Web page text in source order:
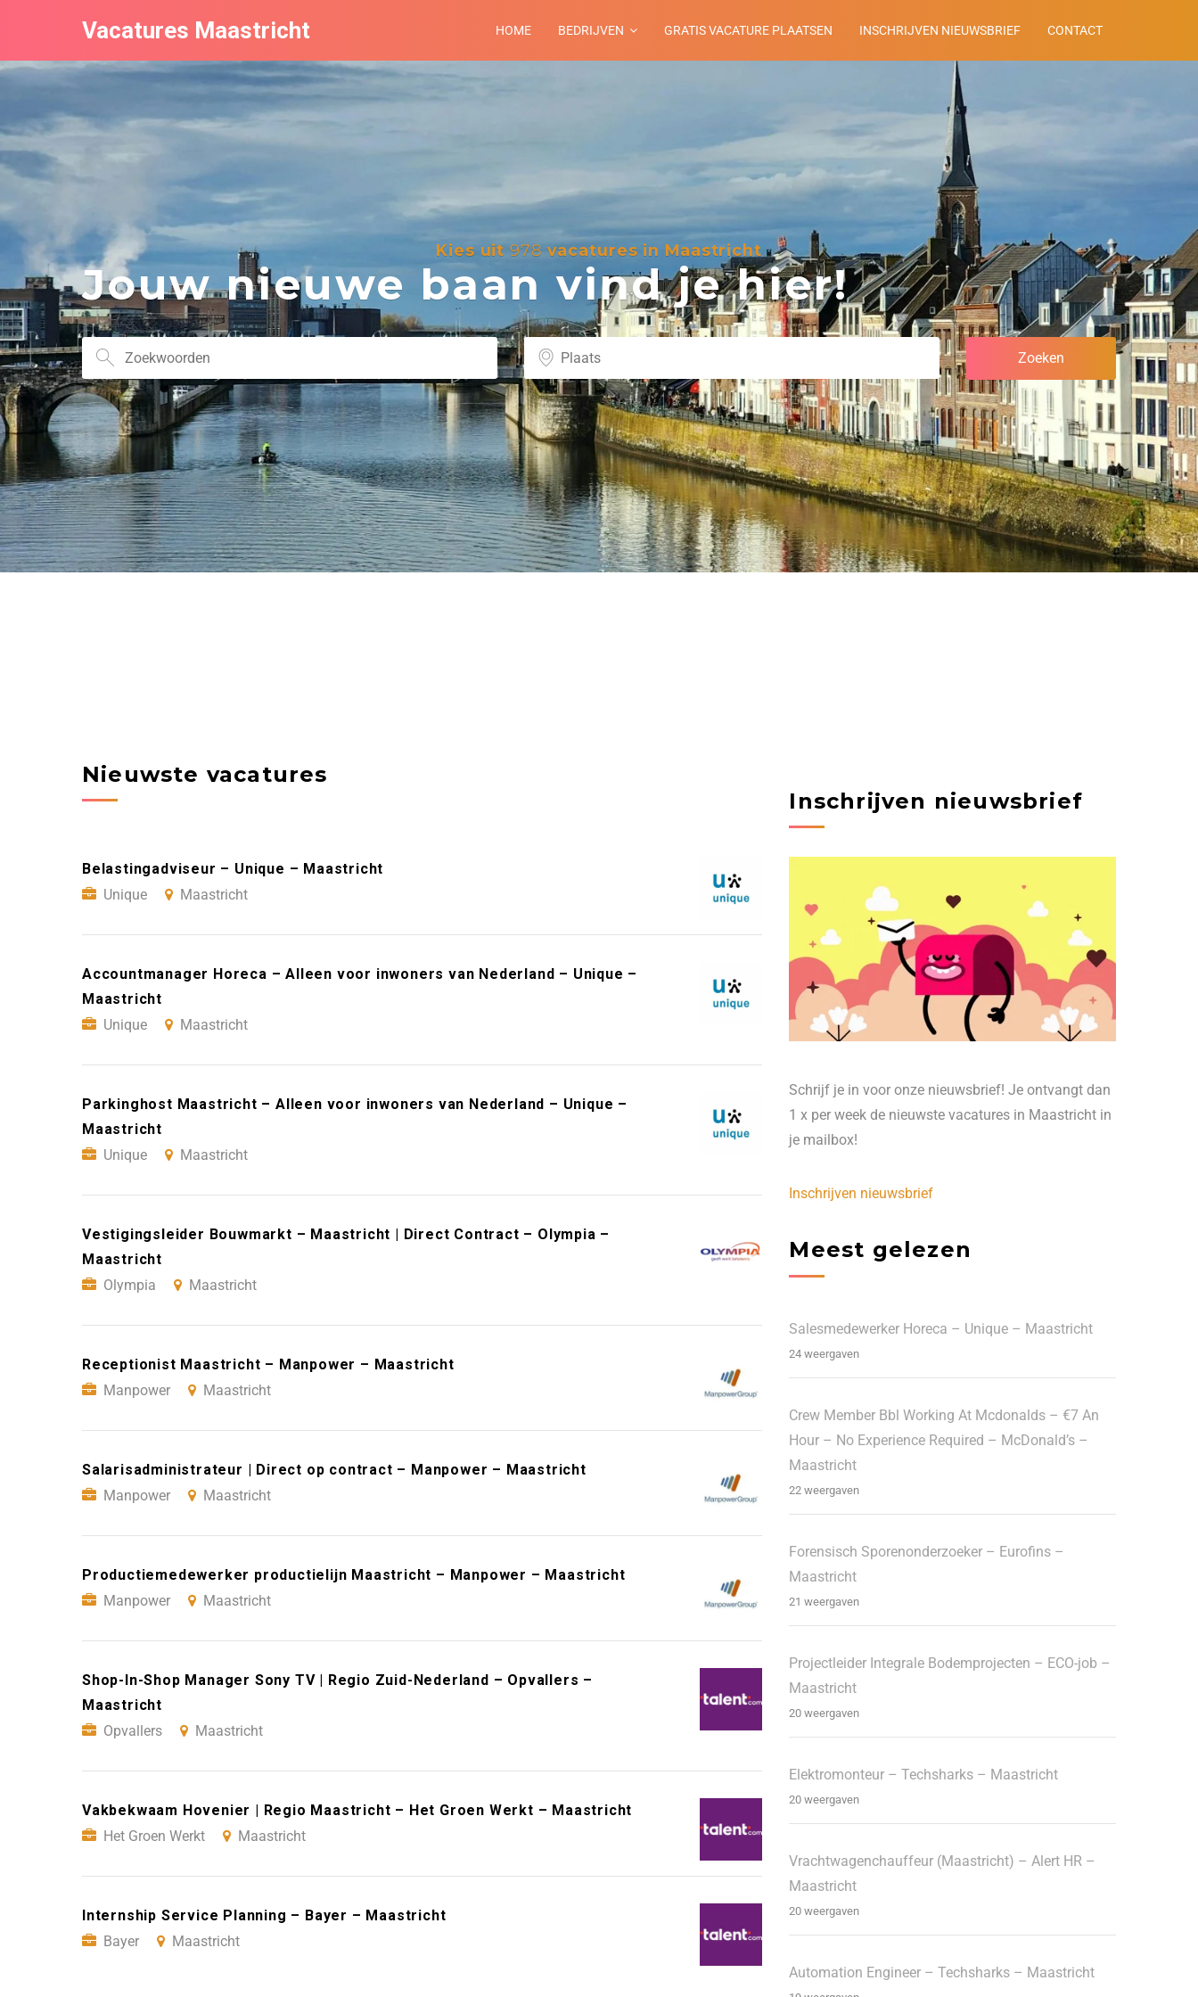
Vacatures Maastricht HOME BEDRIJVEN GRATIS VACATURE PLAATSEN INSCHRIJVEN NIEUWSBRIEF CONTACT
Kies uit978 vacatures in Maastricht
Jouw nieuwe baan vind je hier!
Nieuwste vacatures
Belastingadviseur – Unique – Maastricht
Unique
Maastricht
Accountmanager Horeca – Alleen voor inwoners van Nederland – Unique –
Maastricht
Unique
Maastricht
Parkinghost Maastricht – Alleen voor inwoners van Nederland – Unique –
Maastricht
Unique
Maastricht
Vestigingsleider Bouwmarkt – Maastricht | Direct Contract – Olympia –
Maastricht
Olympia
Maastricht
Receptionist Maastricht – Manpower – Maastricht
Manpower
Maastricht
Salarisadministrateur | Direct op contract – Manpower – Maastricht
Manpower
Maastricht
Productiemedewerker productielijn Maastricht – Manpower – Maastricht
Manpower
Maastricht
Shop-In-Shop Manager Sony TV | Regio Zuid-Nederland – Opvallers –
Maastricht
Opvallers
Maastricht
Vakbekwaam Hovenier | Regio Maastricht – Het Groen Werkt – Maastricht
Het Groen Werkt
Maastricht
Internship Service Planning – Bayer – Maastricht
Bayer
Maastricht
Inschrijven nieuwsbrief
Schrijf je in voor onze nieuwsbrief! Je ontvangt dan
1 x per week de nieuwste vacatures in Maastricht in
je mailbox!
Inschrijven nieuwsbrief
Meest gelezen
Salesmedewerker Horeca – Unique – Maastricht
24 weergaven
Crew Member Bbl Working At Mcdonalds – €7 An
Hour – No Experience Required – McDonald’s –
Maastricht
22 weergaven
Forensisch Sporenonderzoeker – Eurofins –
Maastricht
21 weergaven
Projectleider Integrale Bodemprojecten – ECO-job –
Maastricht
20 weergaven
Elektromonteur – Techsharks – Maastricht
20 weergaven
Vrachtwagenchauffeur (Maastricht) – Alert HR –
Maastricht
20 weergaven
Automation Engineer – Techsharks – Maastricht